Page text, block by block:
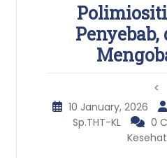
Penyebab,
<
10 January, 2026
Sp.THT-KL
0